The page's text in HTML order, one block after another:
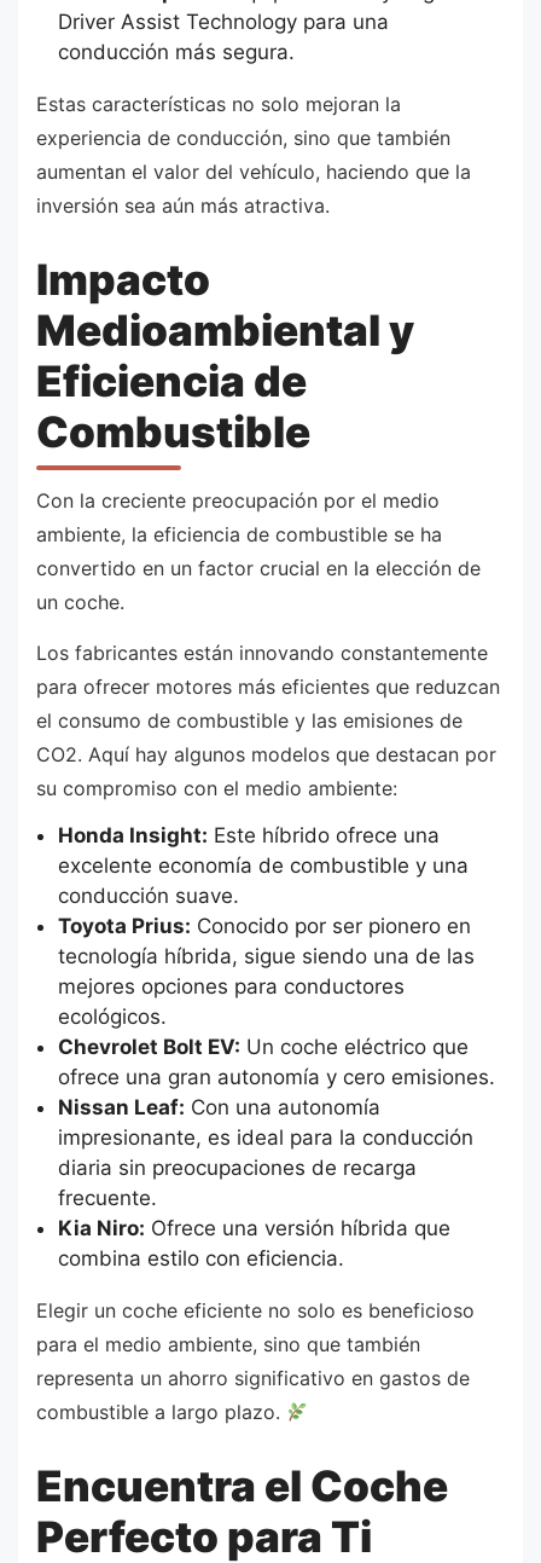
Driver Assist Technology para una
conducción más segura.
Estas características no solo mejoran la
experiencia de conducción, sino que también
aumentan el valor del vehículo, haciendo que la
inversión sea aún más atractiva.
Impacto
Medioambiental y
Eficiencia de
Combustible
Con la creciente preocupación por el medio
ambiente, la eficiencia de combustible se ha
convertido en un factor crucial en la elección de
un coche.
Los fabricantes están innovando constantemente
para ofrecer motores más eficientes que reduzcan
el consumo de combustible y las emisiones de
CO2. Aquí hay algunos modelos que destacan por
su compromiso con el medio ambiente:
Honda Insight: Este híbrido ofrece una
excelente economía de combustible y una
conducción suave.
Toyota Prius: Conocido por ser pionero en
tecnología híbrida, sigue siendo una de las
mejores opciones para conductores
ecológicos.
Chevrolet Bolt EV: Un coche eléctrico que
ofrece una gran autonomía y cero emisiones.
Nissan Leaf: Con una autonomía
impresionante, es ideal para la conducción
diaria sin preocupaciones de recarga
frecuente.
Kia Niro: Ofrece una versión híbrida que
combina estilo con eficiencia.
Elegir un coche eficiente no solo es beneficioso
para el medio ambiente, sino que también
representa un ahorro significativo en gastos de
combustible a largo plazo.
Encuentra el Coche
Perfecto para Ti